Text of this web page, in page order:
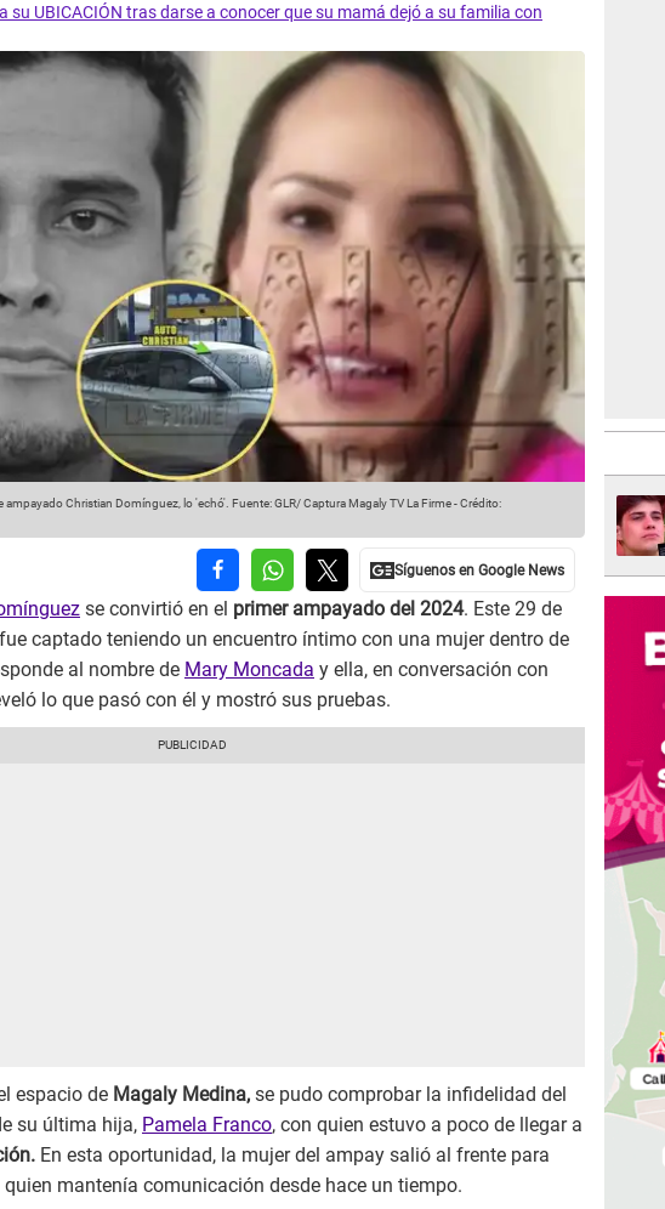
su UBICACIÓN tras darse a conocer que su mamá dejó a su familia con
ampayado Christian Domínguez, lo 'echó'. Fuente: GLR/ Captura Magaly TV La Firme-Crédito:
se convirtió en el primer ampayado del 2024. Este 29 de
captado teniendo un encuentro íntimo con una mujer dentro de
al nombre de Mary Moncada y ella, en conversación con
lo que pasó con él y mostró sus pruebas.
espacio de Magaly Medina, se pudo comprobar la infidelidad del
su última hija, Pamela Franco, con quien estuvo a poco de llegar a
En esta oportunidad, la mujer del ampay salió al frente para
mantenía comunicación desde hace un tiempo.